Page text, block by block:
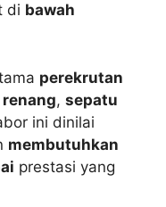
di bawah
perekrutan
renang, sepatu
ini dinilai
membutuhkan
prestasi yang